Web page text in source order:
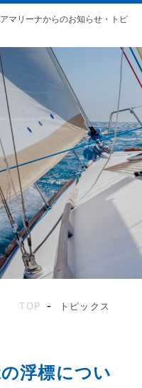
マリーナからのお知らせ・トピ
TOP トピックス
浮標につい